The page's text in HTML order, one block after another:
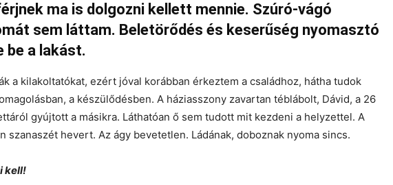
ma is dolgozni kellett mennie. Szúró-vágó
sem láttam. Beletörődés és keserűség nyomasztó
a lakást.
a kilakoltatókat, ezért jóval korábban érkeztem a családhoz, hátha tudok
a készülődésben. A háziasszony zavartan téblábolt, Dávid, a 26
gyújtott a másikra. Láthatóan ő sem tudott mit kezdeni a helyzettel. A
szanaszét hevert. Az ágy bevetetlen. Ládának, doboznak nyoma sincs.
kell!